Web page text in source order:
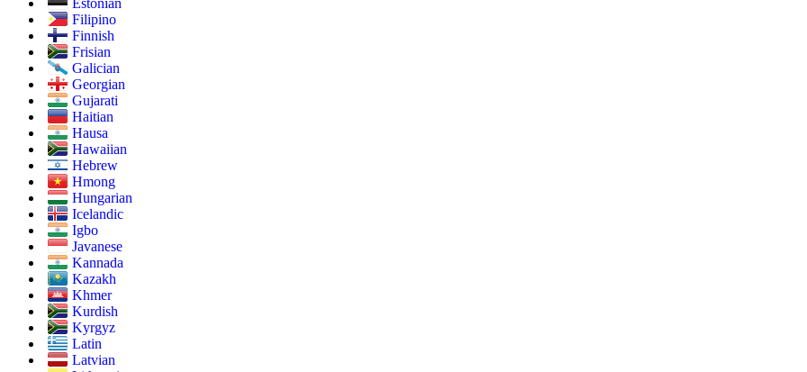
Estonian
Filipino
Finnish
Frisian
Galician
Georgian
Gujarati
Haitian
Hausa
Hawaiian
Hebrew
Hmong
Hungarian
Icelandic
Igbo
Javanese
Kannada
Kazakh
Khmer
Kurdish
Kyrgyz
Latin
Latvian